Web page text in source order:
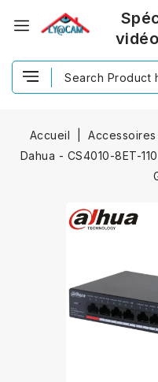
Accueil
Dahua - CS4010-8ET-